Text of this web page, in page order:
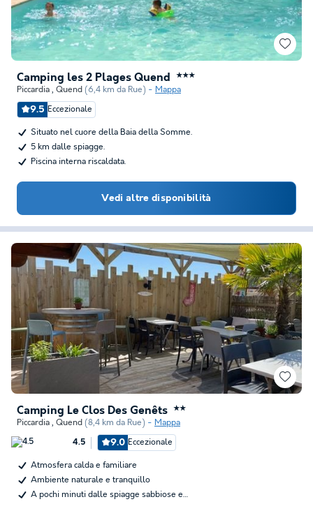
Camping les 2 Plages Quend ★★★
Piccardia , Quend (6,4 km da Rue) Mappa
9.5 Eccezionale
Situato nel cuore della Baia della Somme.
5 km dalle spiagge.
Piscina interna riscaldata.
Vedi altre disponibilità
Camping Le Clos Des Genêts ★★
Piccardia , Quend (8,4 km da Rue) Mappa
4.5 9.0 Eccezionale
Atmosfera calda e familiare
Ambiente naturale e tranquillo
A pochi minuti dalle spiagge sabbiose e…